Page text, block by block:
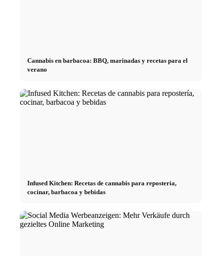
Cannabis en barbacoa: BBQ, marinadas y recetas para el
verano
Infused Kitchen: Recetas de cannabis para repostería,
cocinar, barbacoa y bebidas